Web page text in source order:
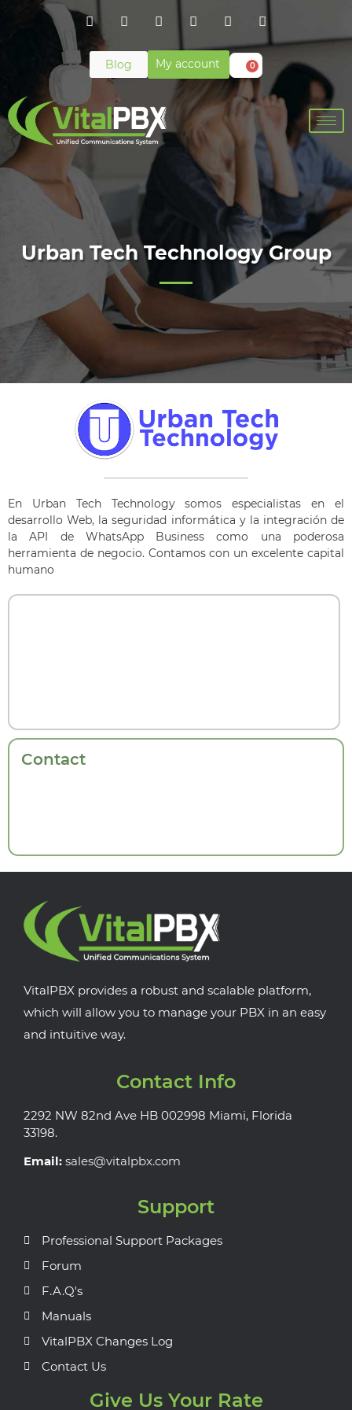
Blog My account 0
Urban Tech Technology Group
En Urban Tech Technology somos especialistas en el
desarrollo Web, la seguridad informática y la integración de
la API de WhatsApp Business como una poderosa
herramienta de negocio. Contamos con un excelente capital
humano
Contact
VitalPBX provides a robust and scalable platform,
which will allow you to manage your PBX in an easy
and intuitive way.
Contact Info
2292 NW 82nd Ave HB 002998 Miami, Florida
33198.
Email: sales@vitalpbx.com
Support
Professional Support Packages
Forum
F.A.Q's
Manuals
VitalPBX Changes Log
Contact Us
Give Us Your Rate